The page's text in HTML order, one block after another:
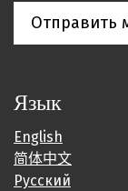
Отправить
Язык
English
简体中文
Русский